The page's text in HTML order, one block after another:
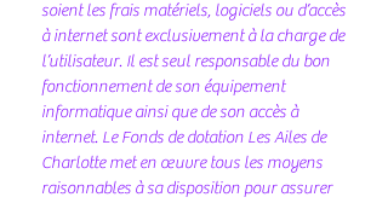
soient les frais matériels, logiciels ou d’accès
à internet sont exclusivement à la charge de
l’utilisateur. Il est seul responsable du bon
fonctionnement de son équipement
informatique ainsi que de son accès à
internet. Le Fonds de dotation Les Ailes de
Charlotte met en œuvre tous les moyens
raisonnables à sa disposition pour assurer